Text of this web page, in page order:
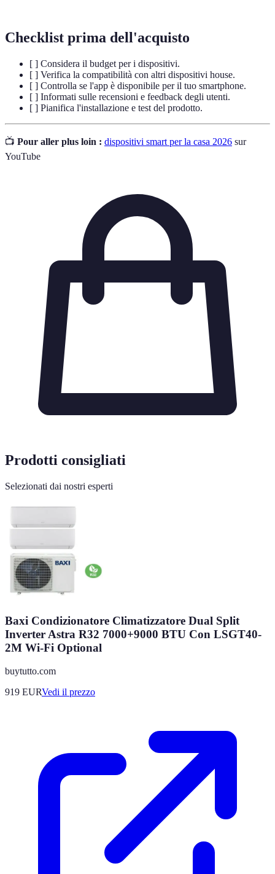
Checklist prima dell'acquisto
[ ] Considera il budget per i dispositivi.
[ ] Verifica la compatibilità con altri dispositivi house.
[ ] Controlla se l'app è disponibile per il tuo smartphone.
[ ] Informati sulle recensioni e feedback degli utenti.
[ ] Pianifica l'installazione e test del prodotto.
📺 Pour aller plus loin : dispositivi smart per la casa 2026 sur
YouTube
Prodotti consigliati
Selezionati dai nostri esperti
Baxi Condizionatore Climatizzatore Dual Split
Inverter Astra R32 7000+9000 BTU Con LSGT40-
2M Wi-Fi Optional
buytutto.com
919 EURVedi il prezzo